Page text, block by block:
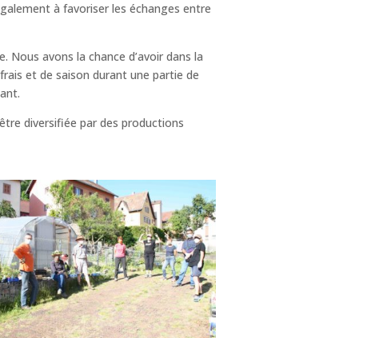
à favoriser les échanges entre
avons la chance d’avoir dans la
et de saison durant une partie de
diversifiée par des productions